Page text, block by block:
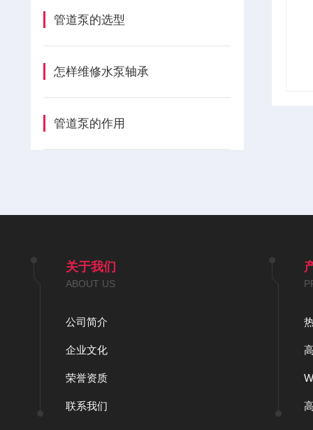
管道泵的选型
怎样维修水泵轴承
管道泵的作用
关于我们
ABOUT US
公司简介
企业文化
荣誉资质
联系我们